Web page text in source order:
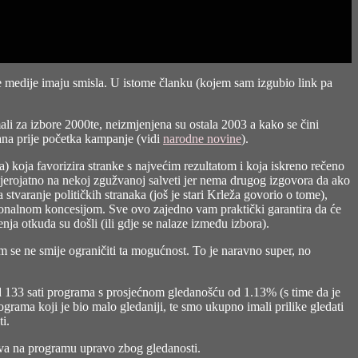
imaju smisla. U istome članku (kojem sam izgubio link pa
za izbore 2000te, neizmjenjena su ostala 2003 a kako se čini
prije početka kampanje (vidi narodne novine).
) koja favorizira stranke s najvećim rezultatom i koja iskreno rečeno
na nekoj zgužvanoj salveti jer nema drugog izgovora da ako
političkih stranaka (još je stari Krleža govorio o tome),
koncesijom. Sve ovo zajedno vam praktički garantira da će
otkuda su došli (ili gdje se nalaze između izbora).
se ne smije ograničiti ta mogućnost. To je naravno super, no
sati programa s prosjećnom gledanošću od 1.13% (s time da je
koji je bio malo gledaniji, te smo ukupno imali prilike gledati
na programu upravo zbog gledanosti.